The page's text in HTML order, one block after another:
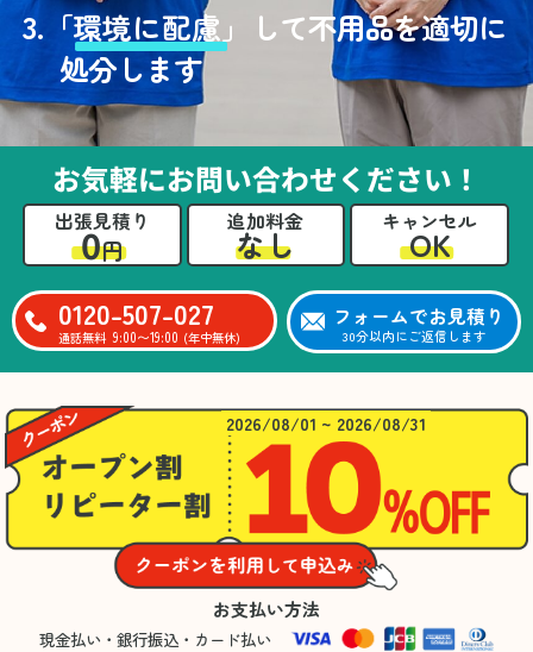
3. 「環境に配慮」
して不用品を適切に
処分します
お気軽にお問い合わせください！
出張見積り
0円
追加料金
なし
キャンセル
OK
0120-507-027
通話無料 9:00〜19:00 (年中無休)
フォームでお見積り
30分以内にご返信します
2026/08/01 ~ 2026/08/31
お支払い方法
現金払い・銀行振込・カード払い